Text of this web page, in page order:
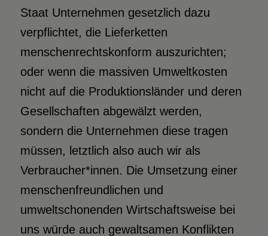
Staat Unternehmen gesetzlich dazu
verpflichtet, die Lieferketten
menschenrechtskonform auszurichten;
oder wenn die massiven Umweltkosten
nicht auf die Produktionsländer und deren
Gesellschaften abgewälzt werden,
sondern die Unternehmen diese tragen
müssen, letztlich also auch wir als
Verbraucher*innen. Die Umsetzung einer
menschenfreundlichen und
umweltschonenden Wirtschaftsweise bei
uns würde auch gewaltsamen Konflikten